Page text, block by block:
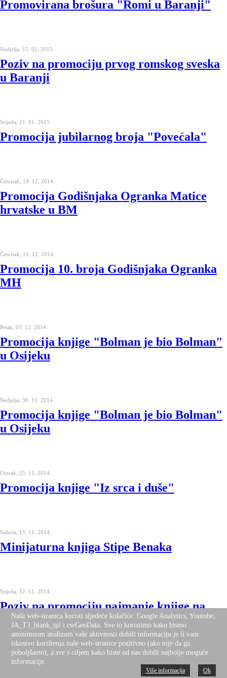
Promovirana brošura "Romi u Baranji"
Nedjelja, 15. 02. 2015.
Poziv na promociju prvog romskog sveska
u Baranji
Srijeda, 21. 01. 2015.
Promocija jubilarnog broja "Povećala"
Četvrtak, 18. 12. 2014.
Promocija Godišnjaka Ogranka Matice
hrvatske u BM
Četvrtak, 11. 12. 2014.
Promocija 10. broja Godišnjaka Ogranka
MH
Petak, 05. 12. 2014.
Promocija knjige "Bolman je bio Bolman"
u Osijeku
Nedjelja, 30. 11. 2014.
Promocija knjige "Bolman je bio Bolman"
u Osijeku
Utorak, 25. 11. 2014.
Promocija knjige "Iz srca i duše"
Subota, 15. 11. 2014.
Minijaturna knjiga Stipe Benaka
Srijeda, 12. 11. 2014.
Poziv na promociju najmanje knjige na
svijetu
Subota, 18. 10. 2014.
Naša web-stranica koristi sljedeće kolačiće: Google Analytics, Youtube,
JA_T3_blank_tpl i cwGeoData. Sve to koristimo kako bismo
anonimnom analizom vaše aktivnosti dobili informaciju je li vam
iskustvo korištenja naše web-stranice pozitivno (ako nije da ga
poboljšamo), a sve s ciljem kako biste od nas dobili najbolje moguće
informacije.
Više informacija Ok